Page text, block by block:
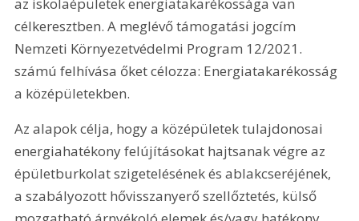
az iskolaépületek energiatakarékossága van
célkeresztben. A meglévő támogatási jogcím
Nemzeti Környezetvédelmi Program 12/2021.
számú felhívása őket célozza: Energiatakarékosság
a középületekben.
Az alapok célja, hogy a középületek tulajdonosai
energiahatékony felújításokat hajtsanak végre az
épületburkolat szigetelésének és ablakcseréjének,
a szabályozott hővisszanyerő szellőztetés, külső